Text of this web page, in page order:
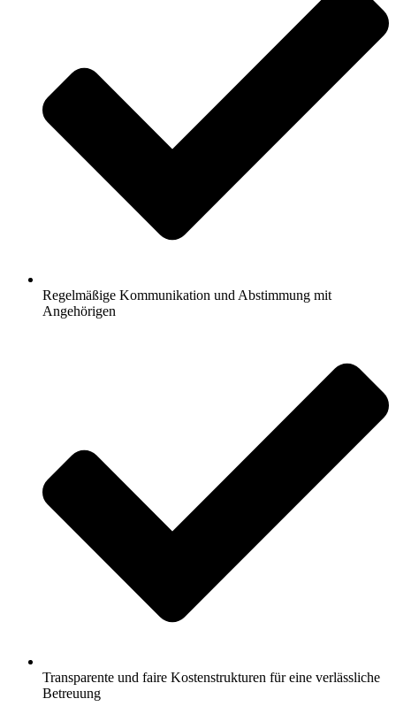
Regelmäßige Kommunikation und Abstimmung mit
Angehörigen
Transparente und faire Kostenstrukturen für eine verlässliche
Betreuung